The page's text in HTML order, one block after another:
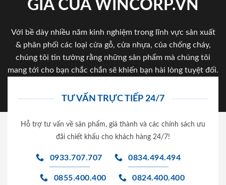
GIA CỦA WINCORP.VN
Với bề dày nhiều năm kinh nghiệm trong lĩnh vực sản xuất
& phân phối các loại cửa gỗ, cửa nhựa, của chống cháy,
chúng tôi tin tưởng rằng những sản phẩm mà chúng tôi
mang tới cho bạn chắc chắn sẽ khiến bạn hài lòng tuyệt đối.
TƯ VẤN TRỰC TIẾP 24/7
Hỗ trợ tư vấn về sản phẩm, giá thành và các chính sách ưu
đãi chiết khấu cho khách hàng 24/7!
0933.707.707 0834.494.494
0855.400.400 0824.400.400